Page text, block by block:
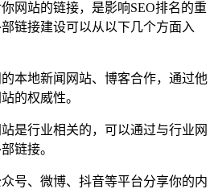
网站的链接，是影响SEO排名的重
链接建设可以从以下几个方面入
本地新闻网站、博客合作，通过他
的权威性。
是行业相关的，可以通过与行业网
链接。
号、微博、抖音等平台分享你的内